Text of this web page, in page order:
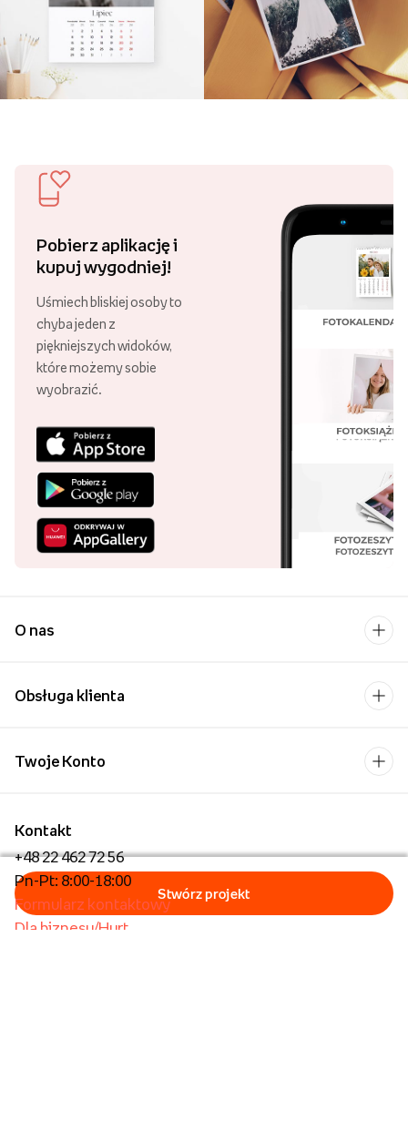
Pobierz aplikację i
kupuj wygodniej!
Uśmiech bliskiej osoby to
chyba jeden z
piękniejszych widoków,
które możemy sobie
wyobrazić.
O nas
Obsługa klienta
Kontakt
+48 22 462 72 56
Pn-Pt: 8:00-18:00
Formularz kontaktowy
Dla biznesu/Hurt
Twoje Konto